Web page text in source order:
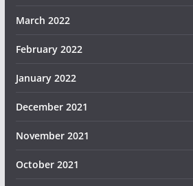
March 2022
February 2022
January 2022
December 2021
November 2021
October 2021